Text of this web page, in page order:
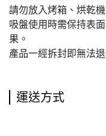
請勿放入烤箱、烘乾
吸盤使用時需保持表
果。
產品一經拆封即無法
運送方式